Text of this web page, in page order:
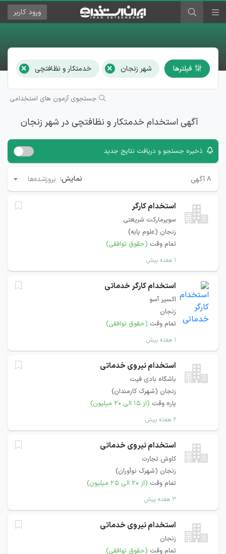
ورود کاربر
فیلترها شهر زنجان × خدمتکار و نظافتچی ×
جستجوی آزمون های استخدامی
آگهی استخدام خدمتکار و نظافتچی در شهر زنجان
ذخیره جستجو و دریافت نتایج جدید
۸آگهی نمایش: بروزشده‌ها
استخدام کارگر
سوپرمارکت شریعتی
زنجان (علوم پایه)
تمام وقت (حقوق توافقی)
۱ هفته پیش
استخدام کارگر خدماتی
اکسیر آسو
زنجان
تمام وقت (حقوق توافقی)
۱ هفته پیش
استخدام نیروی خدماتی
باشگاه بادی فیت
زنجان (شهرک کارمندان)
پاره وقت (از ۱۵ الی ۲۰ میلیون)
۲ هفته پیش
استخدام نیروی خدماتی
کاوش تجارت
زنجان (شهرک نوآوران)
تمام وقت (از ۲۰ الی ۲۵ میلیون)
۳ هفته پیش
استخدام نیروی خدماتی
زنجان
تمام وقت (حقوق توافقی)